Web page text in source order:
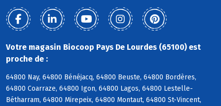
Votre magasin Biocoop Pays De Lourdes (65100) est
proche de :
64800 Nay, 64800 Bénéjacq, 64800 Beuste, 64800 Bordères,
64800 Coarraze, 64800 Igon, 64800 Lagos, 64800 Lestelle-
Bétharram, 64800 Mirepeix, 64800 Montaut, 64800 St-Vincent,